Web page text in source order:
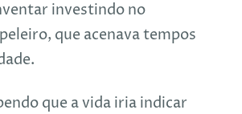
investindo no
que acenava tempos
que a vida iria indicar